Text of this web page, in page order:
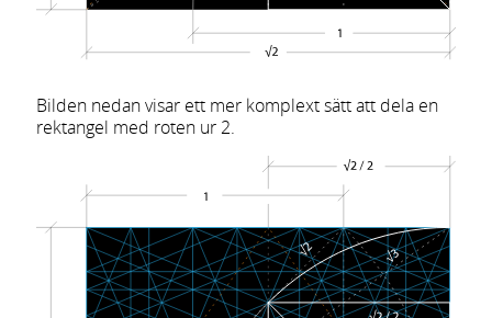
Bilden nedan visar ett mer komplext sätt att dela en
rektangel med roten ur 2.